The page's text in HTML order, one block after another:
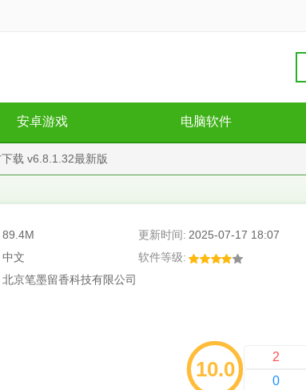
安卓游戏 电脑软件
载 v6.8.1.32最新版
89.4M 更新时间: 2025-07-17 18:07
中文
软件等级:
北京笔墨留香科技有限公司
10.0
2
0